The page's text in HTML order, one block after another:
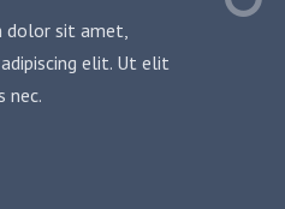
dolor sit amet,
elit. Ut elit
nec.